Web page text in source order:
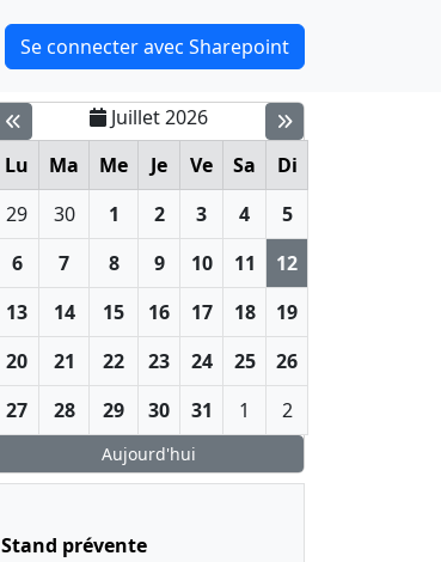
Se connecter avec Sharepoint
Juillet 2026
Lu
Ma Me Je Ve Sa
Di
29
30 1 2 3 4
5
6
7 8 9 10 11
12
13
14 15 16 17 18
19
20
21 22 23 24 25
26
27
28 29 30 31 1 2
Aujourd'hui
Stand prévente